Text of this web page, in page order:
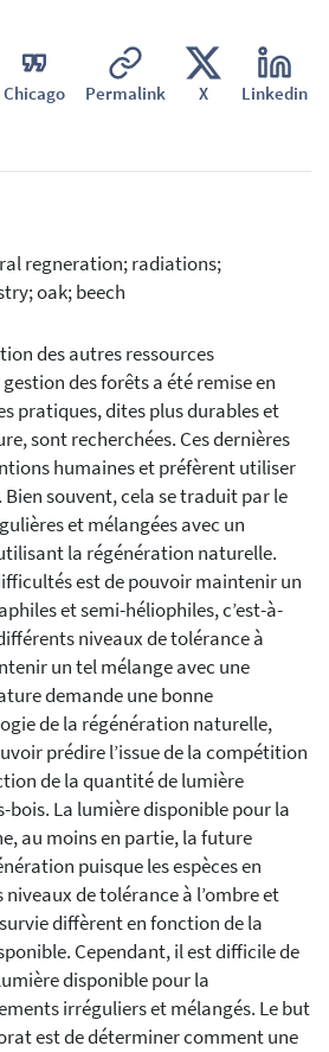
Chicago Permalink X Linkedin
regneration; radiations;
oak; beech
des autres ressources
des forêts a été remise en
pratiques, dites plus durables et
sont recherchées. Ces dernières
humaines et préfèrent utiliser
Bien souvent, cela se traduit par le
et mélangées avec un
la régénération naturelle.
est de pouvoir maintenir un
et semi-héliophiles, c’est-à-
niveaux de tolérance à
un tel mélange avec une
demande une bonne
de la régénération naturelle,
prédire l’issue de la compétition
de la quantité de lumière
bois. La lumière disponible pour la
au moins en partie, la future
puisque les espèces en
de tolérance à l’ombre et
diffèrent en fonction de la
Cependant, il est difficile de
disponible pour la
irréguliers et mélangés. Le but
est de déterminer comment une